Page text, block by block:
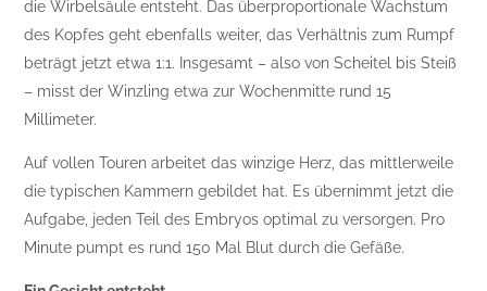
die Wirbelsäule entsteht. Das überproportionale Wachstum
des Kopfes geht ebenfalls weiter, das Verhältnis zum Rumpf
beträgt jetzt etwa 1:1. Insgesamt – also von Scheitel bis Steiß
– misst der Winzling etwa zur Wochenmitte rund 15
Millimeter.
Auf vollen Touren arbeitet das winzige Herz, das mittlerweile
die typischen Kammern gebildet hat. Es übernimmt jetzt die
Aufgabe, jeden Teil des Embryos optimal zu versorgen. Pro
Minute pumpt es rund 150 Mal Blut durch die Gefäße.